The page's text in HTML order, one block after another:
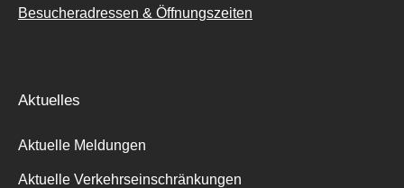
Besucheradressen & Öffnungszeiten
Aktuelles
Aktuelle Meldungen
Aktuelle Verkehrseinschränkungen